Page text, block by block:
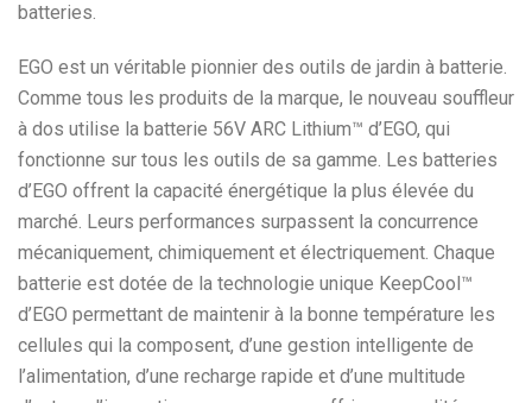
batteries.
EGO est un véritable pionnier des outils de jardin à batterie.
Comme tous les produits de la marque, le nouveau souffleur
à dos utilise la batterie 56V ARC Lithium™ d’EGO, qui
fonctionne sur tous les outils de sa gamme. Les batteries
d’EGO offrent la capacité énergétique la plus élevée du
marché. Leurs performances surpassent la concurrence
mécaniquement, chimiquement et électriquement. Chaque
batterie est dotée de la technologie unique KeepCool™
d’EGO permettant de maintenir à la bonne température les
cellules qui la composent, d’une gestion intelligente de
l’alimentation, d’une recharge rapide et d’une multitude